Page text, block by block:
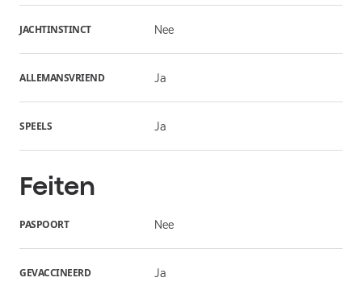
JACHTINSTINCT Nee
ALLEMANSVRIEND Ja
SPEELS Ja
Feiten
PASPOORT Nee
GEVACCINEERD Ja